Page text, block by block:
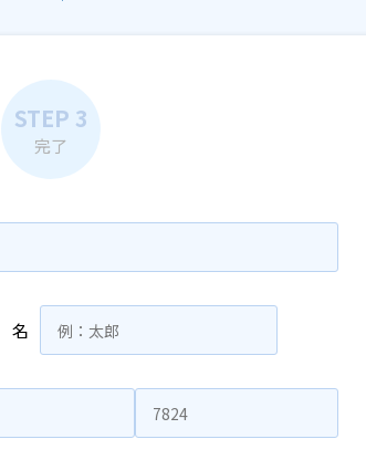
STEP 3
完了
名